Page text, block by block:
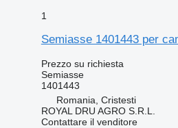
1
Semiasse 1401443 per
Prezzo su richiesta
Semiasse
1401443
Romania, Cristesti
ROYAL DRU AGRO S.R.L.
Contattare il venditore